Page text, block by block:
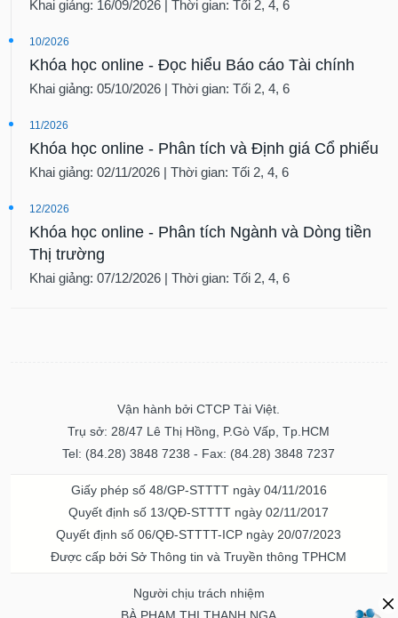
Khai giảng: 16/09/2026 | Thời gian: Tối 2, 4, 6
10/2026
Khóa học online - Đọc hiểu Báo cáo Tài chính
Khai giảng: 05/10/2026 | Thời gian: Tối 2, 4, 6
11/2026
Khóa học online - Phân tích và Định giá Cổ phiếu
Khai giảng: 02/11/2026 | Thời gian: Tối 2, 4, 6
12/2026
Khóa học online - Phân tích Ngành và Dòng tiền
Thị trường
Khai giảng: 07/12/2026 | Thời gian: Tối 2, 4, 6
Vận hành bởi CTCP Tài Việt.
Trụ sở: 28/47 Lê Thị Hồng, P.Gò Vấp, Tp.HCM
Tel: (84.28) 3848 7238 - Fax: (84.28) 3848 7237
Giấy phép số 48/GP-STTTT ngày 04/11/2016
Quyết định số 13/QĐ-STTTT ngày 02/11/2017
Quyết định số 06/QĐ-STTTT-ICP ngày 20/07/2023
Được cấp bởi Sở Thông tin và Truyền thông TPHCM
Người chịu trách nhiệm
BÀ PHẠM THỊ THANH NGA